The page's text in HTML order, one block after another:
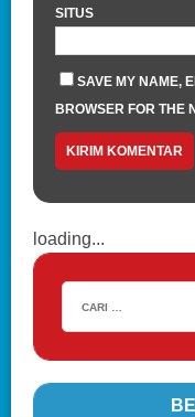
SITUS
SAVE MY NAME,
BROWSER FOR THE
loading...